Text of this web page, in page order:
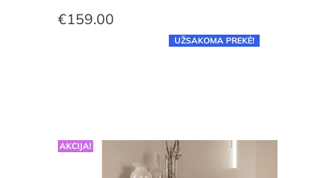
UŽSAKOMA PREKĖ!
€159.00
AKCIJA!